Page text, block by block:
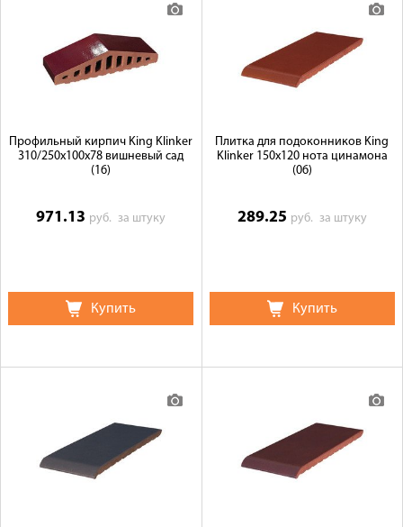
Профильный кирпич King Klinker
310/250x100x78 вишневый сад
(16)
971.13 руб.за штуку
Купить
Плитка для подоконников King
Klinker 150х120 нота цинамона
(06)
289.25 руб. за штуку
Купить